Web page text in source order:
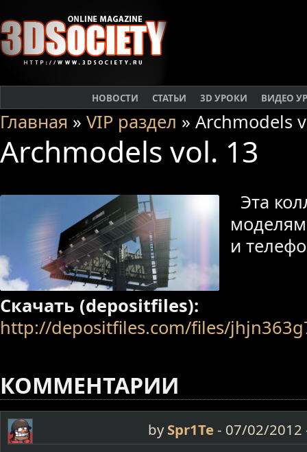
НОВОСТИ СТАТЬИ 3D УРОКИ ВИДЕО
Главная » VIP раздел » Archmodels
Archmodels vol. 13
Эта
и
Скачать (depositfiles):
http://depositfiles.com/files/
КОММЕНТАРИИ
bySpr1Te- 07/02/2012